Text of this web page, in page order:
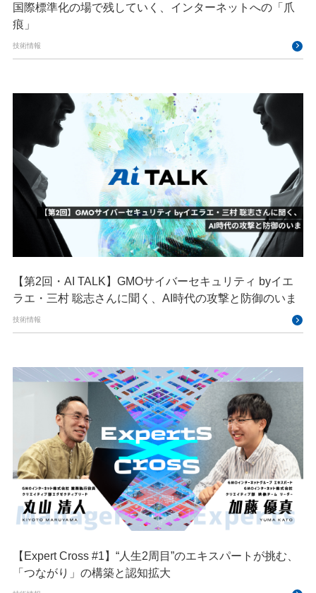
国際標準化の場で残していく、インターネットへの「爪
痕」
技術情報
【第2回・AI TALK】GMOサイバーセキュリティ byイエ
ラエ・三村 聡志さんに聞く、AI時代の攻撃と防御のいま
技術情報
【Expert Cross #1】“人生2周目”のエキスパートが挑む、
「つながり」の構築と認知拡大